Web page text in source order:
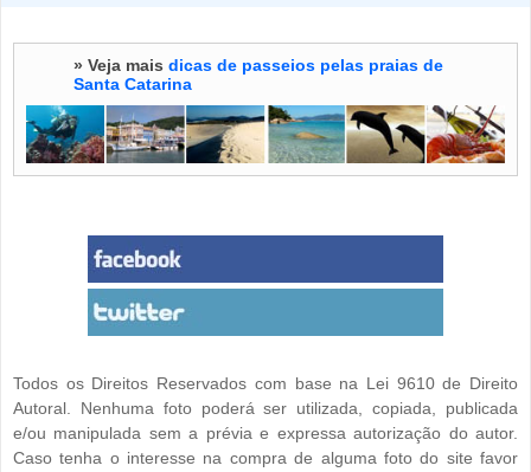
» Veja mais dicas de passeios pelas praias de
Santa Catarina
Todos os Direitos Reservados com base na Lei 9610 de Direito
Autoral. Nenhuma foto poderá ser utilizada, copiada, publicada
e/ou manipulada sem a prévia e expressa autorização do autor.
Caso tenha o interesse na compra de alguma foto do site favor